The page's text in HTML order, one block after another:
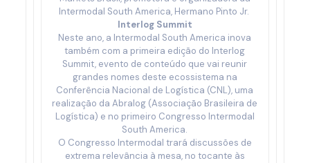
Intermodal South America, Hermano Pinto Jr.
Interlog Summit
Neste ano, a Intermodal South America inova
também com a primeira edição do Interlog
Summit, evento de conteúdo que vai reunir
grandes nomes deste ecossistema na
Conferência Nacional de Logística (CNL), uma
realização da Abralog (Associação Brasileira de
Logística) e no primeiro Congresso Intermodal
South America.
O Congresso Intermodal trará discussões de
extrema relevância à mesa, no tocante às